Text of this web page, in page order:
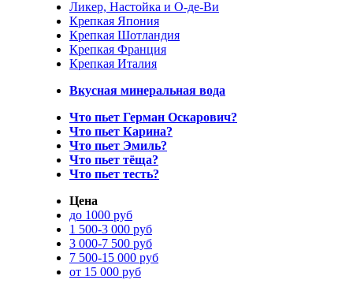
Ликер, Настойка и О-де-Ви
Крепкая Япония
Крепкая Шотландия
Крепкая Франция
Крепкая Италия
Вкусная минеральная вода
Что пьет Герман Оскарович?
Что пьет Карина?
Что пьет Эмиль?
Что пьет тёща?
Что пьет тесть?
Цена
до 1000 руб
1 500-3 000 руб
3 000-7 500 руб
7 500-15 000 руб
от 15 000 руб